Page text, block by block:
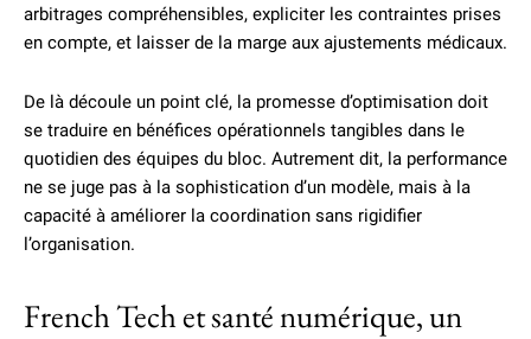
arbitrages compréhensibles, expliciter les contraintes prises
en compte, et laisser de la marge aux ajustements médicaux.
De là découle un point clé, la promesse d’optimisation doit
se traduire en bénéfices opérationnels tangibles dans le
quotidien des équipes du bloc. Autrement dit, la performance
ne se juge pas à la sophistication d’un modèle, mais à la
capacité à améliorer la coordination sans rigidifier
l’organisation.
French Tech et santé numérique, un